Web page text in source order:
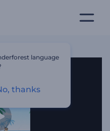
language
thanks